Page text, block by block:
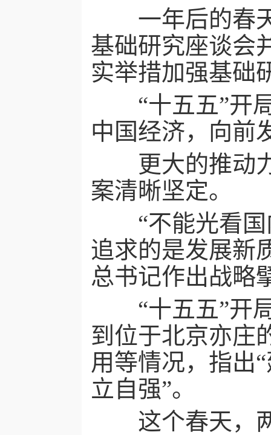
一年后的春天
基础研究座谈会
实举措加强基础
“十五五”开局
中国经济，向前
更大的推动力
案清晰坚定。
“不能光看国
追求的是发展新
总书记作出战略
“十五五”开局
到位于北京亦庄
用等情况，指出
立自强”。
这个春天，两